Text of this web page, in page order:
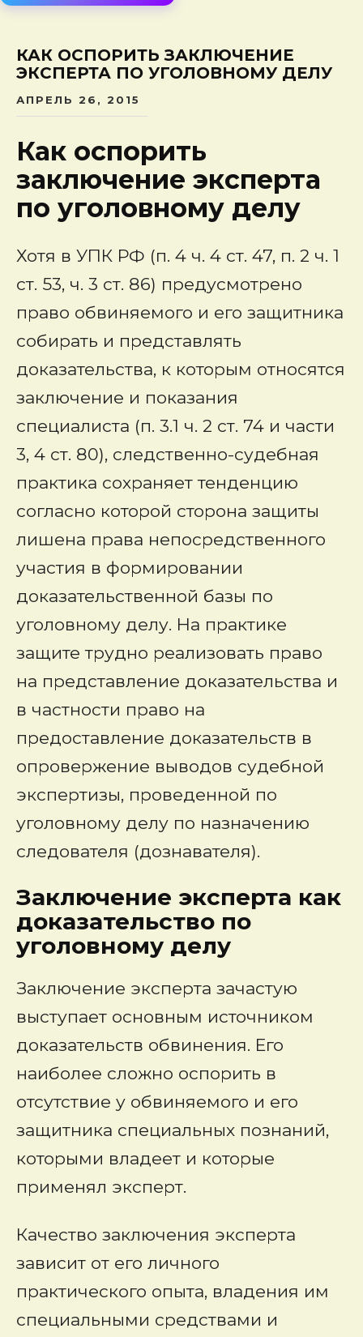
КАК ОСПОРИТЬ ЗАКЛЮЧЕНИЕ
ЭКСПЕРТА ПО УГОЛОВНОМУ ДЕЛУ
АПРЕЛЬ 26, 2015
Как оспорить
заключение эксперта
по уголовному делу
Хотя в УПК РФ (п. 4 ч. 4 ст. 47, п. 2 ч. 1
ст. 53, ч. 3 ст. 86) предусмотрено
право обвиняемого и его защитника
собирать и представлять
доказательства, к которым относятся
заключение и показания
специалиста (п. 3.1 ч. 2 ст. 74 и части
3, 4 ст. 80), следственно-судебная
практика сохраняет тенденцию
согласно которой сторона защиты
лишена права непосредственного
участия в формировании
доказательственной базы по
уголовному делу. На практике
защите трудно реализовать право
на представление доказательства и
в частности право на
предоставление доказательств в
опровержение выводов судебной
экспертизы, проведенной по
уголовному делу по назначению
следователя (дознавателя).
Заключение эксперта как
доказательство по
уголовному делу
Заключение эксперта зачастую
выступает основным источником
доказательств обвинения. Его
наиболее сложно оспорить в
отсутствие у обвиняемого и его
защитника специальных познаний,
которыми владеет и которые
применял эксперт.
Качество заключения эксперта
зависит от его личного
практического опыта, владения им
специальными средствами и